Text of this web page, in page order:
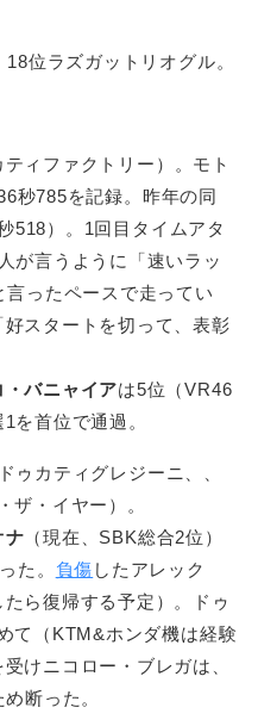
位ラズガットリオグル。
ティファクトリー）。モト
秒785を記録。昨年の同
518）。1回目タイムアタ
が言うように「速いラッ
ったペースで走ってい
スタートを切って、表彰
バニャイアは5位（VR46
を首位で通過。
ゥカティグレジーニ、、
ザ・イヤー）。
ナ （現在、SBK総合2位）
た。 負傷 したアレック
ら復帰する予定）。ドゥ
て（KTM&ホンダ機は経験
けニコロー・ブレガは、
断った。